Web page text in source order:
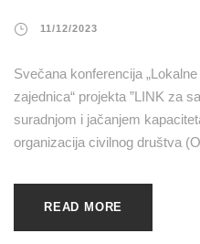
11/12/2023
Svečana konferencija
zajednica“ projekta ”LINK za
suradnjom i jačanjem
organizacija civilnog društva
READ MORE